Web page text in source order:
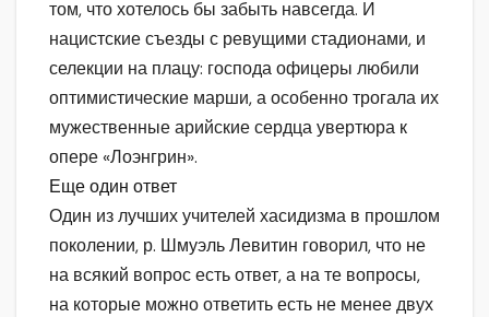
том, что хотелось бы забыть навсегда. И
нацистские съезды с ревущими стадионами, и
селекции на плацу: господа офицеры любили
оптимистические марши, а особенно трогала их
мужественные арийские сердца увертюра к
опере «Лоэнгрин».
Еще один ответ
Один из лучших учителей хасидизма в прошлом
поколении, р. Шмуэль Левитин говорил, что не
на всякий вопрос есть ответ, а на те вопросы,
на которые можно ответить есть не менее двух